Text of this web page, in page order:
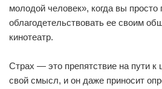
молодой человек», когда вы просто
облагодетельствовать ее своим
кинотеатр.
Страх — это препятствие на пути к
свой смысл, и он даже приносит